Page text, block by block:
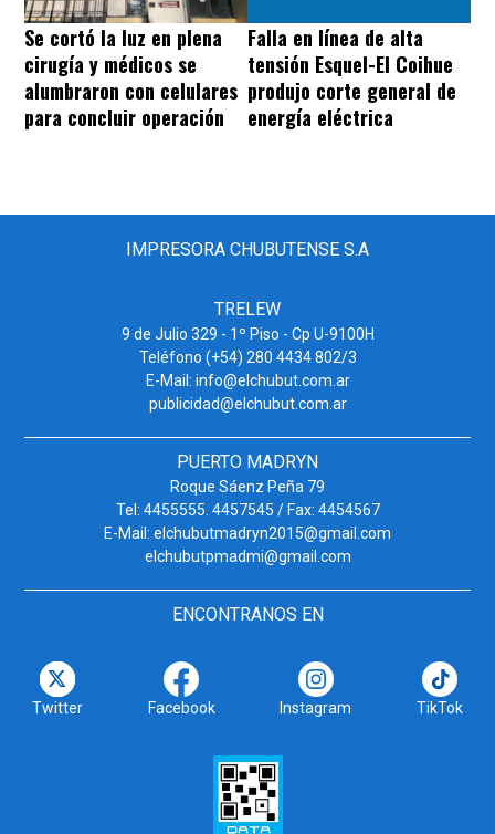
Se cortó la luz en plena
cirugía y médicos se
alumbraron con celulares
para concluir operación
Falla en línea de alta
tensión Esquel-El Coihue
produjo corte general de
energía eléctrica
IMPRESORA CHUBUTENSE S.A
TRELEW
9 de Julio 329 - 1º Piso - Cp U-9100H
Teléfono (+54) 280 4434 802/3
E-Mail: info@elchubut.com.ar
publicidad@elchubut.com.ar
PUERTO MADRYN
Roque Sáenz Peña 79
Tel: 4455555. 4457545 / Fax: 4454567
E-Mail: elchubutmadryn2015@gmail.com
elchubutpmadmi@gmail.com
ENCONTRANOS EN
Twitter Facebook Instagram TikTok